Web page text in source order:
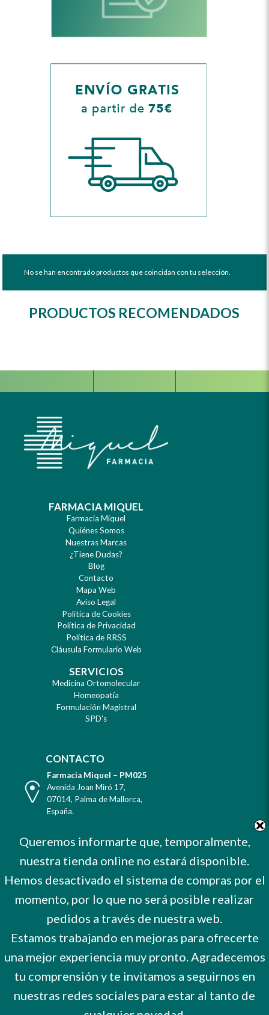
No se han encontrado productos que coincidan con tu selección.
PRODUCTOS RECOMENDADOS
FARMACIA MIQUEL
Farmacia Miquel
Quiénes Somos
Nuestras Marcas
¿Tiene Dudas?
Blog
Contacto
Mapa Web
Aviso Legal
Política de Cookies
Política de Privacidad
Política de RRSS
Cláusula Formulario Web
SERVICIOS
Medicina Ortomolecular
Homeopatía
Formulación Magistral
SPD’s
CONTACTO
Farmacia Miquel – PM025
Dirección
Avenida Joan Miró 17,
07014, Palma de Mallorca,
España.
Celular
Mvl. 606 373 503
E-
farmacia@farmaciamiquel.com
Horario
De Lunes a Sábado
9 a 21 hrs.
No cerramos por vacaciones
Queremos informarte que, temporalmente,
nuestra tienda online no estará disponible.
Hemos desactivado el sistema de compras por el
momento, por lo que no será posible realizar
pedidos a través de nuestra web.
Estamos trabajando en mejoras para ofrecerte
una mejor experiencia muy pronto. Agradecemos
tu comprensión y te invitamos a seguirnos en
nuestras redes sociales para estar al tanto de